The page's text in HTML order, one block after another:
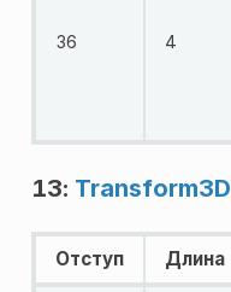
36 4
13: Transform3D
Отступ Длина